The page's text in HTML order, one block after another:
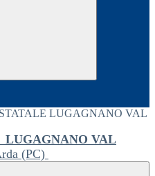
LUGAGNANO VAL
(PC)